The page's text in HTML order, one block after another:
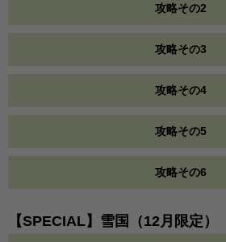
攻略その2
攻略その3
攻略その4
攻略その5
攻略その6
【SPECIAL】雪国（12月限定）